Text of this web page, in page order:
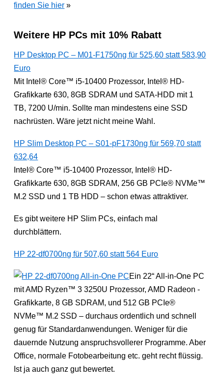
finden Sie hier »
Weitere HP PCs mit 10% Rabatt
HP Desktop PC – M01-F1750ng für 525,60 statt 583,90
Euro
Mit Intel® Core™ i5-10400 Prozessor, Intel® HD-
Grafikkarte 630, 8GB SDRAM und SATA-HDD mit 1
TB, 7200 U/min. Sollte man mindestens eine SSD
nachrüsten. Wäre jetzt nicht meine Wahl.
HP Slim Desktop PC – S01-pF1730ng für 569,70 statt
632,64
Intel® Core™ i5-10400 Prozessor, Intel® HD-
Grafikkarte 630, 8GB SDRAM, 256 GB PCIe® NVMe™
M.2 SSD und 1 TB HDD – schon etwas attraktiver.
Es gibt weitere HP Slim PCs, einfach mal
durchblättern.
HP 22-df0700ng für 507,60 statt 564 Euro
Ein 22“ All-in-One PC
mit AMD Ryzen™ 3 3250U Prozessor, AMD Radeon -
Grafikkarte, 8 GB SDRAM, und 512 GB PCIe®
NVMe™ M.2 SSD – durchaus ordentlich und schnell
genug für Standardanwendungen. Weniger für die
dauernde Nutzung anspruchsvollerer Programme. Aber
Office, normale Fotobearbeitung etc. geht recht flüssig.
Ist ja auch ganz gut bewertet.